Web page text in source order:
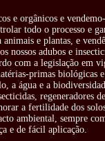
e orgânicos e
todo o processo e
e plantas, e
nossos adubos e
com a legislação em
primas biológicas e
a água e a
regeneradores
a fertilidade dos
ambiental, sempre
e de fácil aplicação.